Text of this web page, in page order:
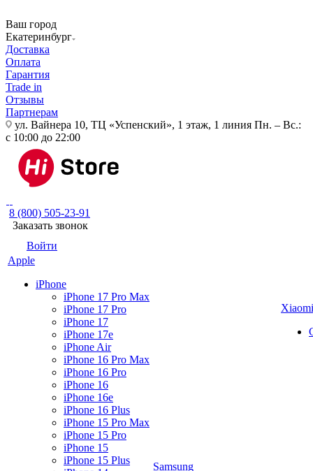
Ваш город
Екатеринбург
Доставка
Оплата
Гарантия
Trade in
Отзывы
Партнерам
ул. Вайнера 10, ТЦ «Успенский», 1 этаж, 1 линия Пн. – Вс.:
с 10:00 до 22:00
8 (800) 505-23-91
Заказать звонок
Войти
Apple
iPhone
iPhone 17 Pro Max
iPhone 17 Pro
iPhone 17
iPhone 17e
iPhone Air
iPhone 16 Pro Max
iPhone 16 Pro
iPhone 16
iPhone 16e
iPhone 16 Plus
iPhone 15 Pro Max
iPhone 15 Pro
iPhone 15
iPhone 15 Plus
Samsung
Xiaomi